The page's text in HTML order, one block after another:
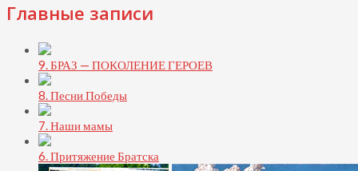
Главные записи
9. БРАЗ — ПОКОЛЕНИЕ ГЕРОЕВ
8. Песни Победы
7. Наши мамы
6. Притяжение Братска